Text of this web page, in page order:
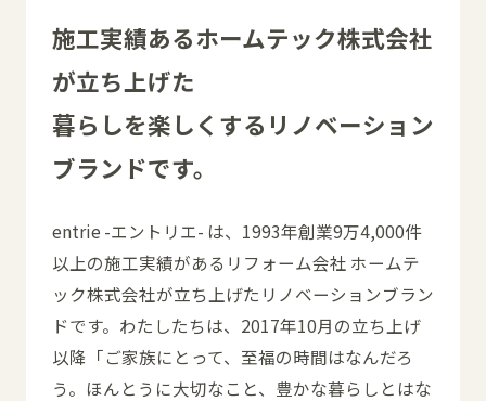
施工実績あるホームテック株式会社
が立ち上げた
暮らしを楽しくするリノベーション
ブランドです。
entrie -エントリエ- は、1993年創業9万4,000件
以上の施工実績があるリフォーム会社 ホームテ
ック株式会社が立ち上げたリノベーションブラン
ドです。わたしたちは、2017年10月の立ち上げ
以降「ご家族にとって、至福の時間はなんだろ
う。ほんとうに大切なこと、豊かな暮らしとはな